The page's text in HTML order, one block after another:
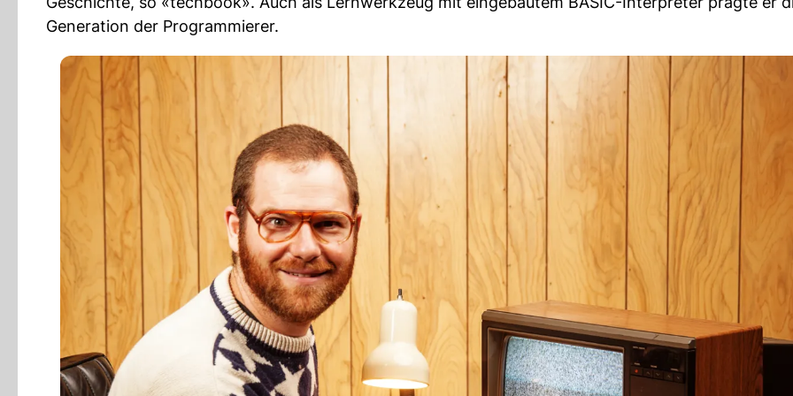
Generation der Programmierer.